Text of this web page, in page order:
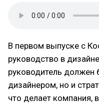
В первом выпуске с
руководство в
руководитель
дизайнером, но и
что делает компания,